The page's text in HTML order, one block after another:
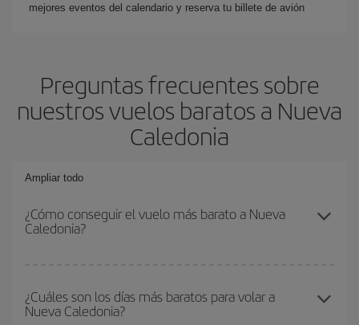
mejores eventos del calendario y reserva tu billete de avión
Preguntas frecuentes sobre
nuestros vuelos baratos a Nueva
Caledonia
Ampliar todo
¿Cómo conseguir el vuelo más barato a Nueva
Caledonia?
barato si evitas temporadas altas, compras con antelación y
puedes ser flexible con las fechas y horarios de ida y vuelta.
¿Cuáles son los días más baratos para volar a
Nueva Caledonia?